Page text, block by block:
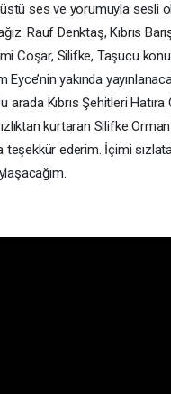
ses ve yorumuyla sesli
Rauf Denktaş, Kıbrıs
Coşar, Silifke, Taşucu
yakında
arada Kıbrıs Şehitleri Hatıra
kurtaran Silifke
teşekkür ederim. İçimi